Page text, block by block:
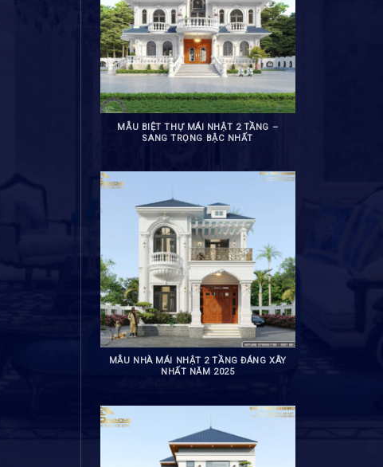
MẪU BIỆT THỰ MÁI NHẬT 2 TẦNG –
SANG TRỌNG BẬC NHẤT
MẪU NHÀ MÁI NHẬT 2 TẦNG ĐÁNG XÂY
NHẤT NĂM 2025